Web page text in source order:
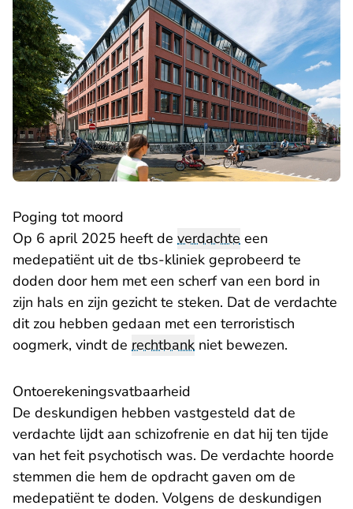
Poging tot moord
Op 6 april 2025 heeft de verdachte een
medepatiënt uit de tbs-kliniek geprobeerd te
doden door hem met een scherf van een bord in
zijn hals en zijn gezicht te steken. Dat de verdachte
dit zou hebben gedaan met een terroristisch
oogmerk, vindt de rechtbank niet bewezen.
Ontoerekeningsvatbaarheid
De deskundigen hebben vastgesteld dat de
verdachte lijdt aan schizofrenie en dat hij ten tijde
van het feit psychotisch was. De verdachte hoorde
stemmen die hem de opdracht gaven om de
medepatiënt te doden. Volgens de deskundigen